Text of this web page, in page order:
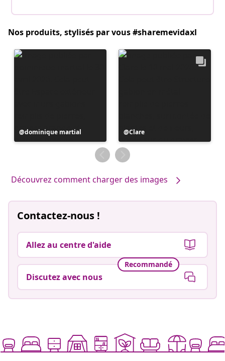
Nos produits, stylisés par vous #sharemevidaxl
Publication
publiée
dominique martial
Publication
publiée
par
Clare
Découvrez comment charger des images
Contactez-nous !
Allez au centre d'aide
Recommandé
Discutez avec nous